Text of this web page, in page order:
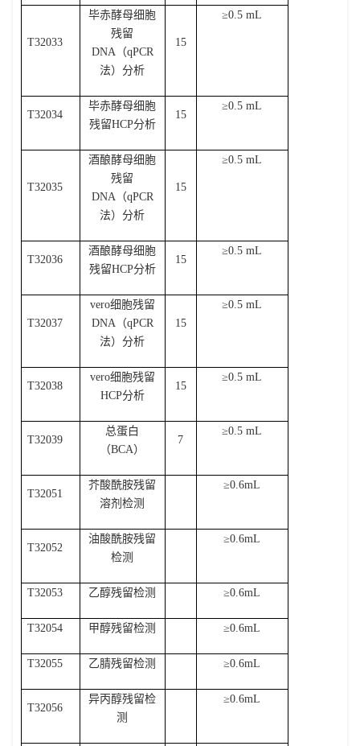
T32033
毕赤酵母细胞
残留
DNA（qPCR
法）分析
15
≥0.5 mL
T32034
毕赤酵母细胞
残留HCP分析
15
≥0.5 mL
T32035
酒酿酵母细胞
残留
DNA（qPCR
法）分析
15
≥0.5 mL
T32036
酒酿酵母细胞
残留HCP分析
15
≥0.5 mL
T32037
vero细胞残留
DNA（qPCR
法）分析
15
≥0.5 mL
T32038
vero细胞残留
HCP分析
15
≥0.5 mL
T32039
总蛋白
（BCA）
7
≥0.5 mL
T32051
芥酸酰胺残留
溶剂检测
≥0.6mL
T32052
油酸酰胺残留
检测
≥0.6mL
T32053 乙醇残留检测 ≥0.6mL
T32054 甲醇残留检测 ≥0.6mL
T32055 乙腈残留检测 ≥0.6mL
T32056
异丙醇残留检
测
≥0.6mL